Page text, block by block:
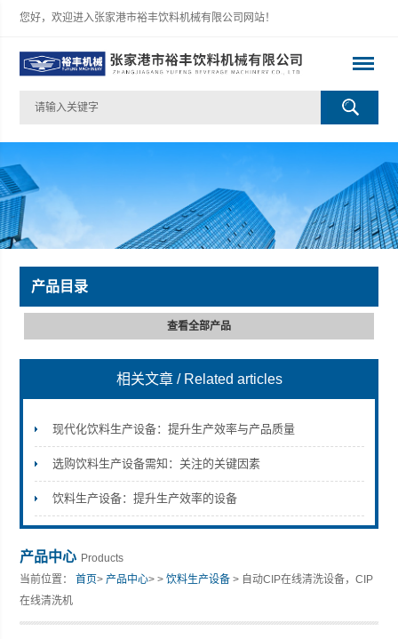
您好，欢迎进入张家港市裕丰饮料机械有限公司网站！
张家港市裕丰饮料机械有限公司
产品目录
查看全部产品
相关文章 / Related articles
现代化饮料生产设备：提升生产效率与产品质量
选购饮料生产设备需知：关注的关键因素
饮料生产设备：提升生产效率的设备
产品中心 Products
当前位置：首页>产品中心> >饮料生产设备 > 自动CIP在线清洗设备，CIP
在线清洗机